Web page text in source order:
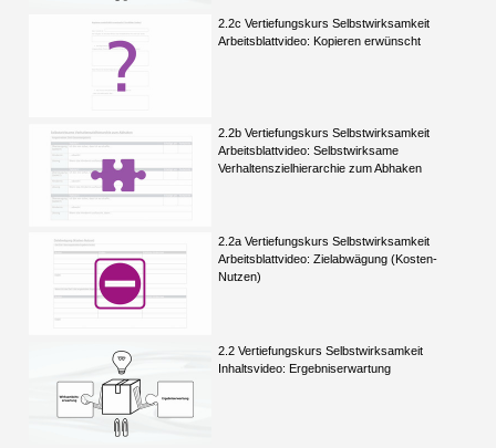
2.2c Vertiefungskurs Selbstwirksamkeit
Arbeitsblattvideo: Kopieren erwünscht
2.2b Vertiefungskurs Selbstwirksamkeit
Arbeitsblattvideo: Selbstwirksame
Verhaltenszielhierarchie zum Abhaken
2.2a Vertiefungskurs Selbstwirksamkeit
Arbeitsblattvideo: Zielabwägung (Kosten-
Nutzen)
2.2 Vertiefungskurs Selbstwirksamkeit
Inhaltsvideo: Ergebniserwartung